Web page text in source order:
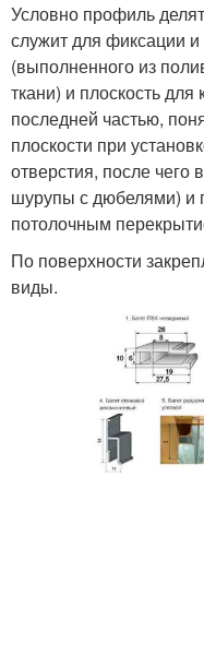
Условно профиль
служит для фиксации
(выполненного из
ткани) и плоскость
последней частью,
плоскости при
отверстия, после чего
шурупы с дюбелями) и
потолочным
По поверхности
виды.